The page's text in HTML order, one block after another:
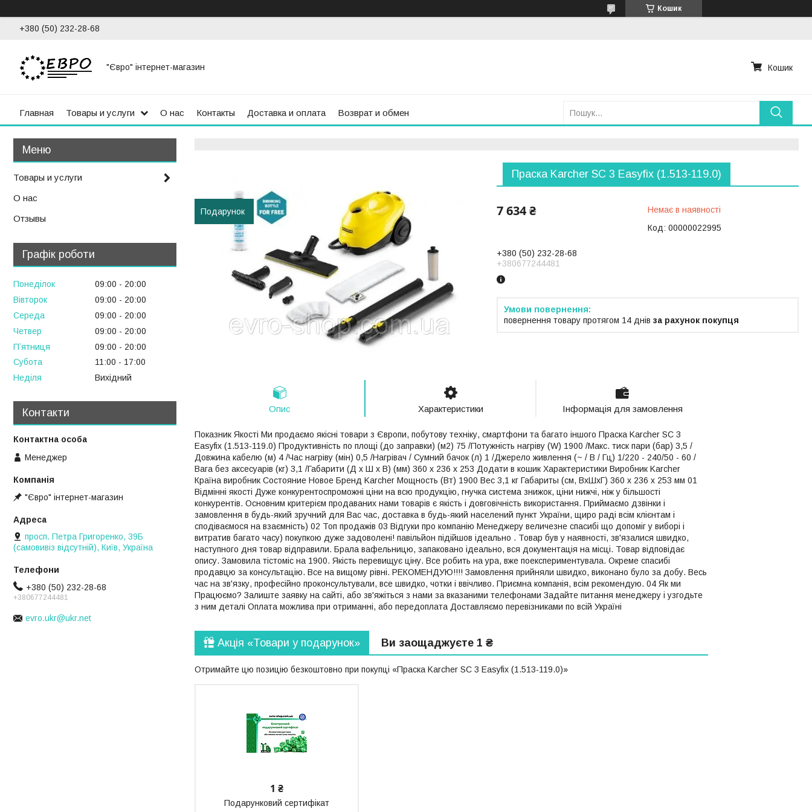
Кошик
+380 (50) 232-28-68
"Євро" інтернет-магазин Кошик
Главная Товары и услуги О нас Контакты Доставка и оплата Возврат и обмен
Подарунок
Праска Karcher SC 3 Easyfіx (1.513-119.0)
7 634 ₴
Немає в наявності
Код: 00000022995
+380 (50) 232-28-68
+380677244481
повернення товару протягом 14 днів за рахунок покупця
Опис Характеристики Інформація для замовлення
Показник Якості Ми продаємо якісні товари з Європи, побутову техніку, смартфони та багато іншого Праска Karcher SC 3
Easyfіx (1.513-119.0) Продуктивність по площі (до заправки) (м2) 75 /Потужність нагріву (W) 1900 /Макс. тиск пари (бар) 3,5 /
Довжина кабелю (м) 4 /Час нагріву (мін) 0,5 /Нагрівач / Сумний бачок (л) 1 /Джерело живлення (~ / В / Гц) 1/220 - 240/50 - 60 /
Вага без аксесуарів (кг) 3,1 /Габарити (Д x Ш x В) (мм) 360 x 236 x 253 Додати в кошик Характеристики Виробник Karcher
Країна виробник Состояние Новое Бренд Karcher Мощность (Вт) 1900 Вес 3,1 кг Габариты (см, ВхШхГ) 360 x 236 x 253 мм 01
Відмінні якості Дуже конкурентоспроможні ціни на всю продукцію, гнучка система знижок, ціни нижчі, ніж у більшості
конкурентів. Основним критерієм продаваних нами товарів є якість і довговічність використання. Приймаємо дзвінки і
замовлення в будь-який зручний для Вас час, доставка в будь-який населений пункт України, щиро раді всім клієнтам і
сподіваємося на взаємність) 02 Топ продажів 03 Відгуки про компанію Менеджеру величезне спасибі що допоміг у виборі і
витратив багато часу) покупкою дуже задоволені! павільйон підійшов ідеально . Товар був у наявності, зв'язалися швидко,
наступного дня товар відправили. Брала вафельницю, запаковано ідеально, вся документація на місці. Товар відповідає
опису. Замовила тістоміс на 1900. Якість перевищує ціну. Все робить на ура, вже поекспериментувала. Окреме спасибі
продавцю за консультацію. Все на вищому рівні. РЕКОМЕНДУЮ!!!! Замовлення прийняли швидко, виконано було за добу. Весь
час на зв'язку, професійно проконсультували, все швидко, чотки і ввічливо. Приємна компанія, всім рекомендую. 04 Як ми
Працюємо? Залиште заявку на сайті, або зв'яжіться з нами за вказаними телефонами Задайте питання менеджеру і узгодьте
з ним деталі Оплата можлива при отриманні, або передоплата Доставляємо перевізниками по всій Україні
Акція «Товари у подарунок» Ви заощаджуєте 1 ₴
Отримайте цю позицію безкоштовно при покупці «Праска Karcher SC 3 Easyfіx (1.513-119.0)»
1 ₴
Подарунковий сертифікат
Товары и услуги
О нас
Отзывы
Графік роботи
Понеділок 09:00
20:00
Вівторок
09:00
20:00
Середа
09:00
20:00
Четвер
09:00
20:00
Пʼятниця
09:00
20:00
Субота
11:00
17:00
Неділя
Вихідний
Контакти
Менеджер
"Євро" інтернет-магазин
просп. Петра Григоренко, 39Б
(самовивіз відсутній), Київ, Україна
+380 (50) 232-28-68
+380677244481
evro.ukr@ukr.net